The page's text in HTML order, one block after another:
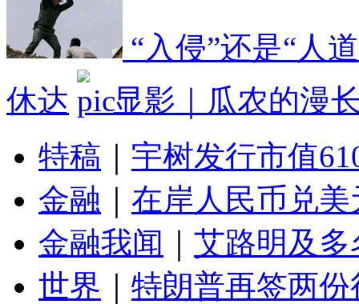
“入侵”还是“人
休达
显影｜瓜农的漫
特稿
宇树发行市值
金融
在岸人民币兑
金融我闻
艾路明及
世界
特朗普再签两